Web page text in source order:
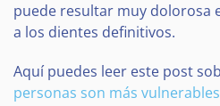
puede resultar muy dolorosa
a los dientes definitivos.
Aquí puedes leer este post
personas son más